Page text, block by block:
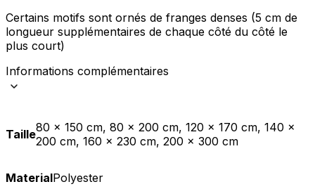
Certains motifs sont ornés de franges denses (5 cm de
longueur supplémentaires de chaque côté du côté le
plus court)
Informations complémentaires
Taille80 x 150 cm, 80 x 200 cm, 120 x 170 cm, 140 x
200 cm, 160 x 230 cm, 200 x 300 cm
MaterialPolyester